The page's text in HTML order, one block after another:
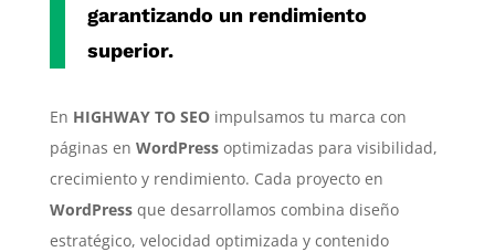
garantizando un rendimiento
superior.
En HIGHWAY TO SEOimpulsamos tu marca con
páginas en WordPressoptimizadas para visibilidad,
crecimiento y rendimiento. Cada proyecto en
WordPressque desarrollamos combina diseño
estratégico, velocidad optimizada y contenido